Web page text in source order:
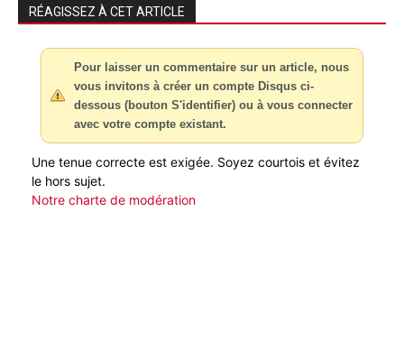
RÉAGISSEZ À CET ARTICLE
Pour laisser un commentaire sur un article, nous
vous invitons à créer un compte Disqus ci-
dessous (bouton S'identifier) ou à vous connecter
avec votre compte existant.
Une tenue correcte est exigée. Soyez courtois et évitez
le hors sujet.
Notre charte de modération